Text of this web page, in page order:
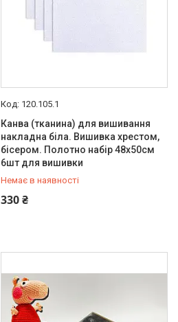
120.105.1
Канва (тканина) для вишивання
накладна біла. Вишивка хрестом,
бісером. Полотно набір 48х50см
6шт для вишивки
Немає в наявності
330 ₴
+380 (67) 647-30-00